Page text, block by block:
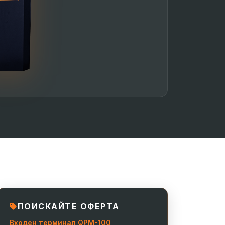
ПОИСКАЙТЕ ОФЕРТА
Входен терминал QPM-100